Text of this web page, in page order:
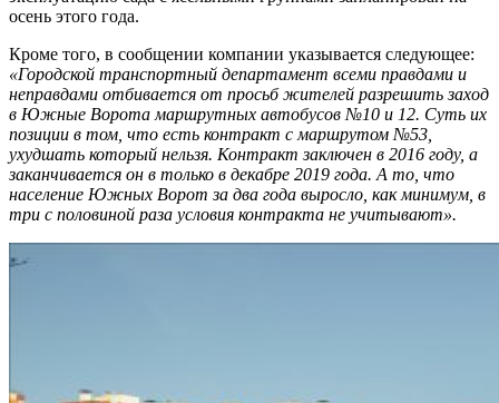
осень этого года.
Кроме того, в сообщении компании указывается следующее:
«Городской транспортный департамент всеми правдами и
неправдами отбивается от просьб жителей разрешить заход
в Южные Ворота маршрутных автобусов №10 и 12. Суть их
позиции в том, что есть контракт с маршрутом №53,
ухудшать который нельзя. Контракт заключен в 2016 году, а
заканчивается он в только в декабре 2019 года. А то, что
население Южных Ворот за два года выросло, как минимум, в
три с половиной раза условия контракта не учитывают».